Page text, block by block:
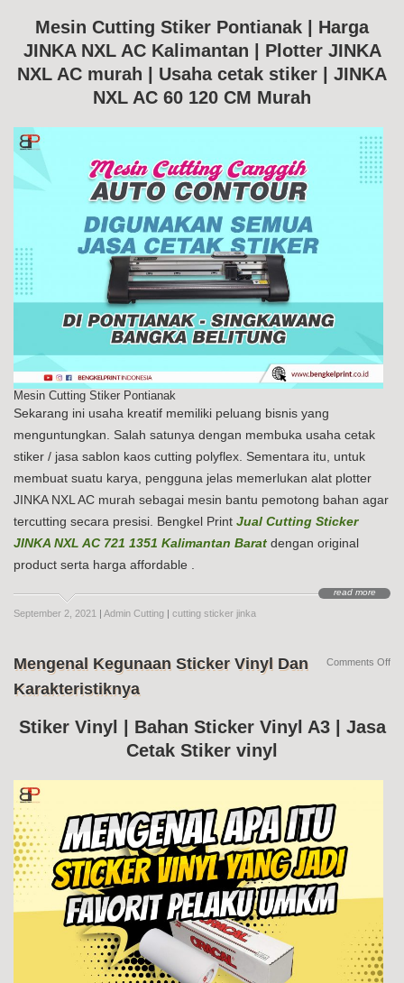
Mesin Cutting Stiker Pontianak | Harga
JINKA NXL AC Kalimantan | Plotter JINKA
NXL AC murah | Usaha cetak stiker | JINKA
NXL AC 60 120 CM Murah
Mesin Cutting Stiker Pontianak
Sekarang ini usaha kreatif memiliki peluang bisnis yang
menguntungkan. Salah satunya dengan membuka usaha cetak
stiker / jasa sablon kaos cutting polyflex. Sementara itu, untuk
membuat suatu karya, pengguna jelas memerlukan alat plotter
JINKA NXL AC murah sebagai mesin bantu pemotong bahan agar
tercutting secara presisi. Bengkel Print Jual Cutting Sticker
JINKA NXL AC 721 1351 Kalimantan Barat dengan original
product serta harga affordable .
read more
September 2, 2021 Admin Cutting cutting sticker jinka
Mengenal Kegunaan Sticker Vinyl Dan
Karakteristiknya
Stiker Vinyl | Bahan Sticker Vinyl A3 | Jasa
Cetak Stiker vinyl
Comments Offon